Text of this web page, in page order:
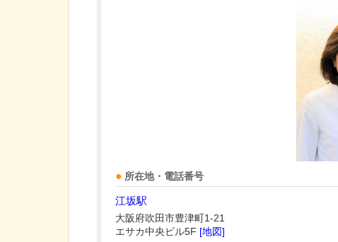
所在地・電話番号
江坂駅
大阪府吹田市豊津町1-21
エサカ中央ビル5F [地図]